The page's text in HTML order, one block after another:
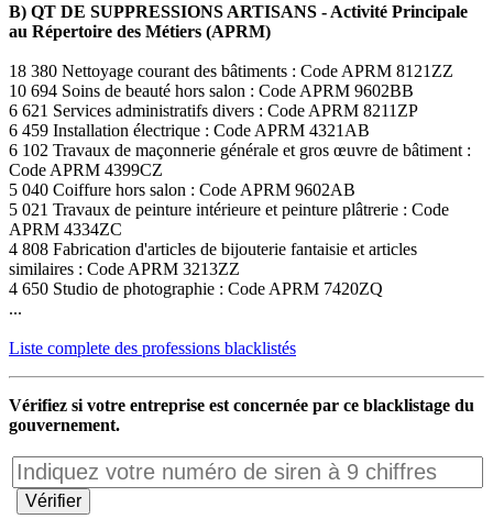
B) QT DE SUPPRESSIONS ARTISANS - Activité Principale
au Répertoire des Métiers (APRM)
18 380 Nettoyage courant des bâtiments : Code APRM 8121ZZ
10 694 Soins de beauté hors salon : Code APRM 9602BB
6 621 Services administratifs divers : Code APRM 8211ZP
6 459 Installation électrique : Code APRM 4321AB
6 102 Travaux de maçonnerie générale et gros œuvre de bâtiment :
Code APRM 4399CZ
5 040 Coiffure hors salon : Code APRM 9602AB
5 021 Travaux de peinture intérieure et peinture plâtrerie : Code
APRM 4334ZC
4 808 Fabrication d'articles de bijouterie fantaisie et articles
similaires : Code APRM 3213ZZ
4 650 Studio de photographie : Code APRM 7420ZQ
...
Liste complete des professions blacklistés
Vérifiez si votre entreprise est concernée par ce blacklistage du
gouvernement.